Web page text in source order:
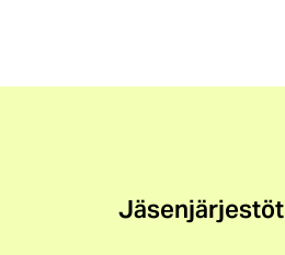
Jäsenjärjestöt